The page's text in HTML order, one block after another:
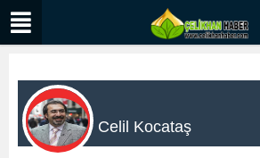
Celil Kocataş